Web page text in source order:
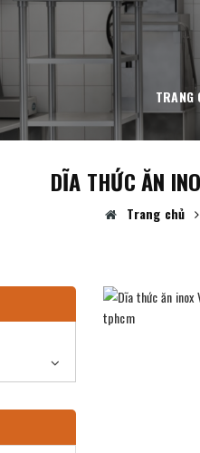
TRANG
DĨA THỨC ĂN
Trang chủ